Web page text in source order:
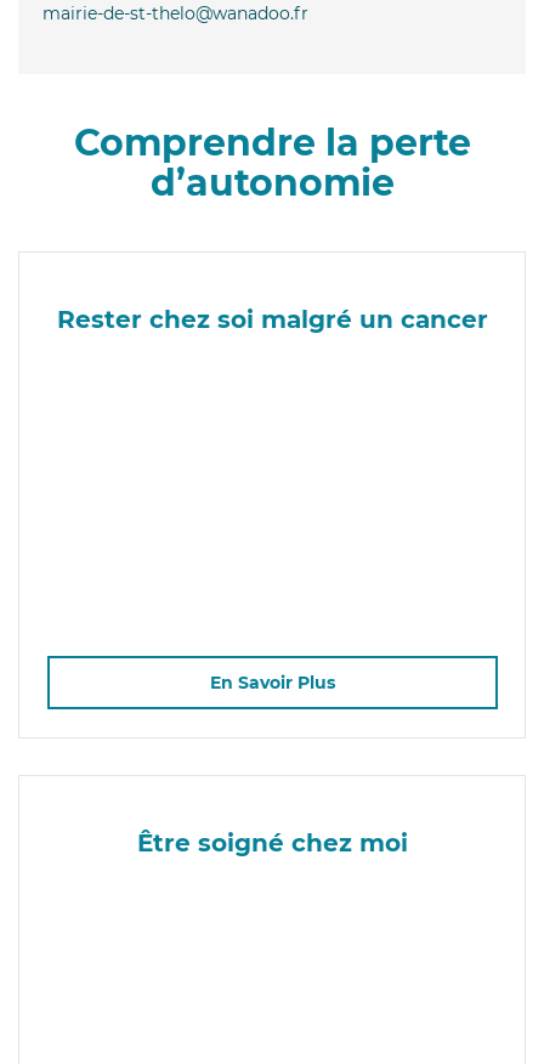
mairie-de-st-thelo@wanadoo.fr
Comprendre la perte
d’autonomie
Rester chez soi malgré un cancer
En Savoir Plus
Être soigné chez moi